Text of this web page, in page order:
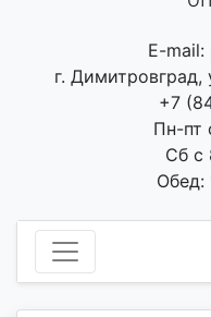
E-mail:
г.
+7
Пн-пт
Сб с
Обед: